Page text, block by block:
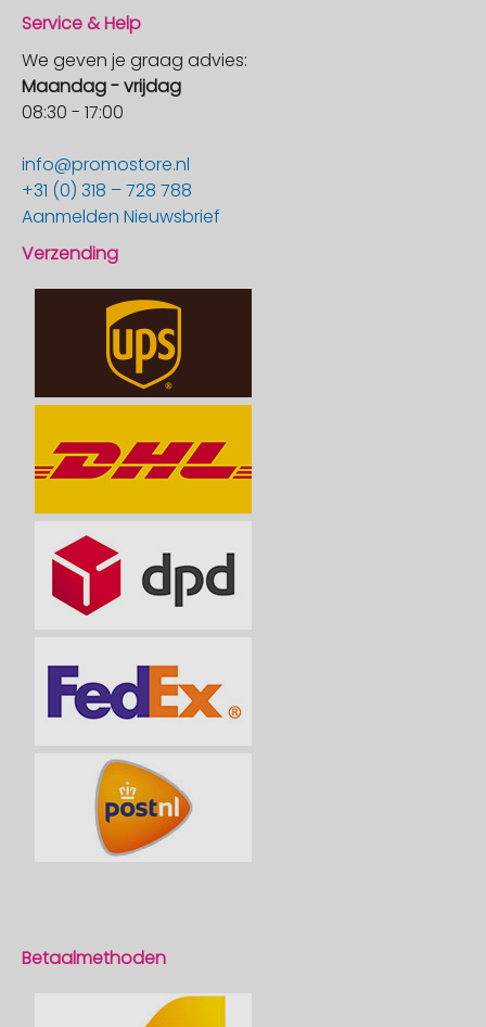
Service & Help
We geven je graag advies:
Maandag - vrijdag
08:30 - 17:00
info@promostore.nl
+31 (0) 318 – 728 788
Aanmelden Nieuwsbrief
Verzending
Betaalmethoden